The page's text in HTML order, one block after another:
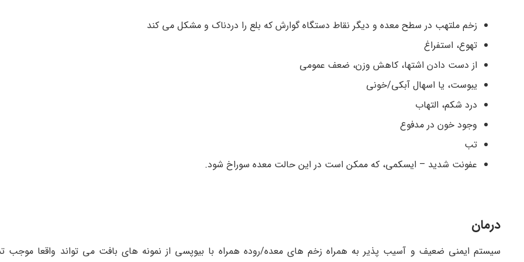
زخم ملتهب در سطح معده و دیگر نقاط دستگاه گوارش که بلع را دردناک و مشکل می کند
تهوع، استفراغ
از دست دادن اشتها، کاهش وزن، ضعف عمومی
یبوست، یا اسهال آبکی/خونی
درد شکم، التهاب
وجود خون در مدفوع
تب
عفونت شدید – ایسکمی، که ممکن است در این حالت معده سوراخ شود.
درمان
سیستم ایمنی ضعیف و آسیب پذیر به همراه زخم های معده/روده همراه با بیوپسی از نمونه های بافت می تواند واقعا موجب